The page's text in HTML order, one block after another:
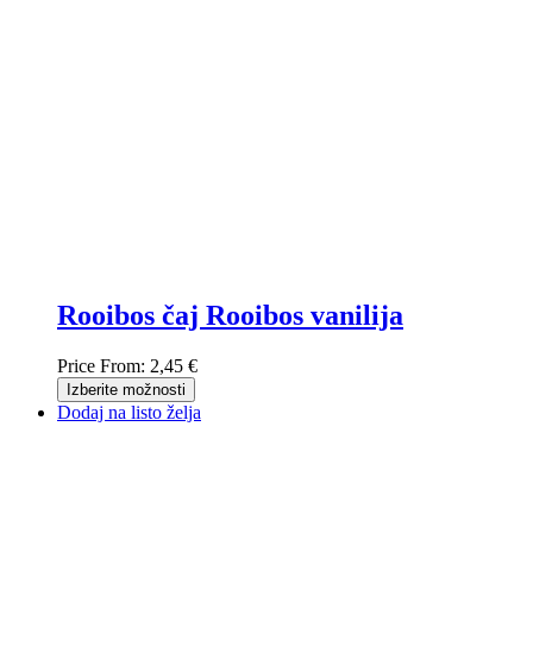
Rooibos čaj Rooibos vanilija
Price From: 2,45 €
Izberite možnosti
Dodaj na listo želja